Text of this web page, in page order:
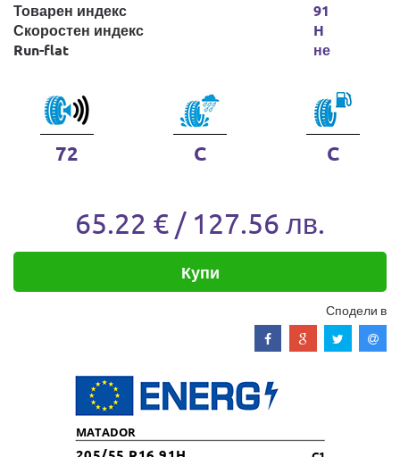
Товарен индекс
Скоростен индекс
Run-flat
91
H
не
72 C C
65.22 € / 127.56 лв.
Купи
Сподели в
MATADOR